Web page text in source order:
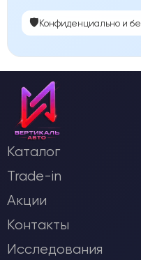
🛡️Конфиденциально и
Каталог
Trade-in
Акции
Контакты
Исследования